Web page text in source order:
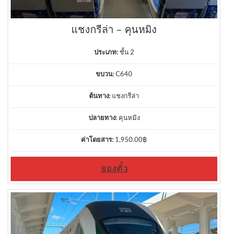
แชงกรีล่า – คุนหมิง
ประเภท: ชั้น 2
ขบวน: C640
ต้นทาง: แชงกรีล่า
ปลายทาง: คุนหมิง
ค่าโดยสาร: 1,950.00฿
จองตั๋ว